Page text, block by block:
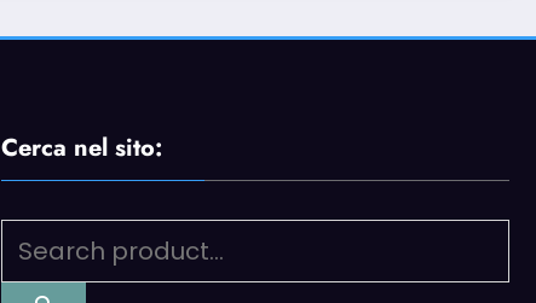
Cerca nel sito: